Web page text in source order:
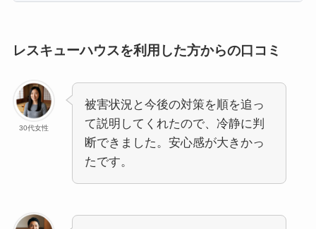
レスキューハウスを利用した方からの口コミ
30代女性
被害状況と今後の対策を順を追っ
て説明してくれたので、冷静に判
断できました。安心感が大きかっ
たです。